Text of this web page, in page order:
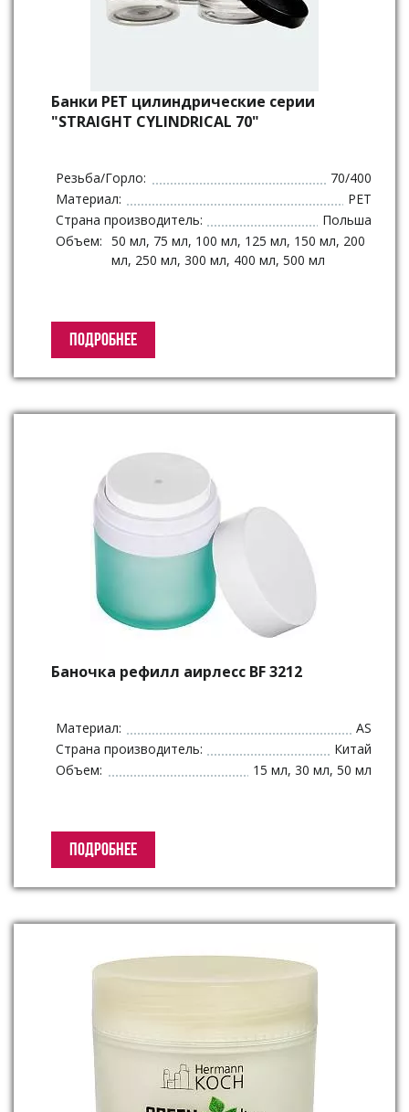
Банки РЕТ цилиндрические серии
"STRAIGHT CYLINDRICAL 70"
Резьба/Горло:
70/400
Материал:
PET
Страна производитель:
Польша
Объем: 50 мл, 75 мл, 100 мл, 125 мл, 150 мл, 200
мл, 250 мл, 300 мл, 400 мл, 500 мл
ПОДРОБНЕЕ
Баночка рефилл аирлесс BF 3212
Материал:
AS
Страна производитель:
Китай
Объем:
15 мл, 30 мл, 50 мл
ПОДРОБНЕЕ